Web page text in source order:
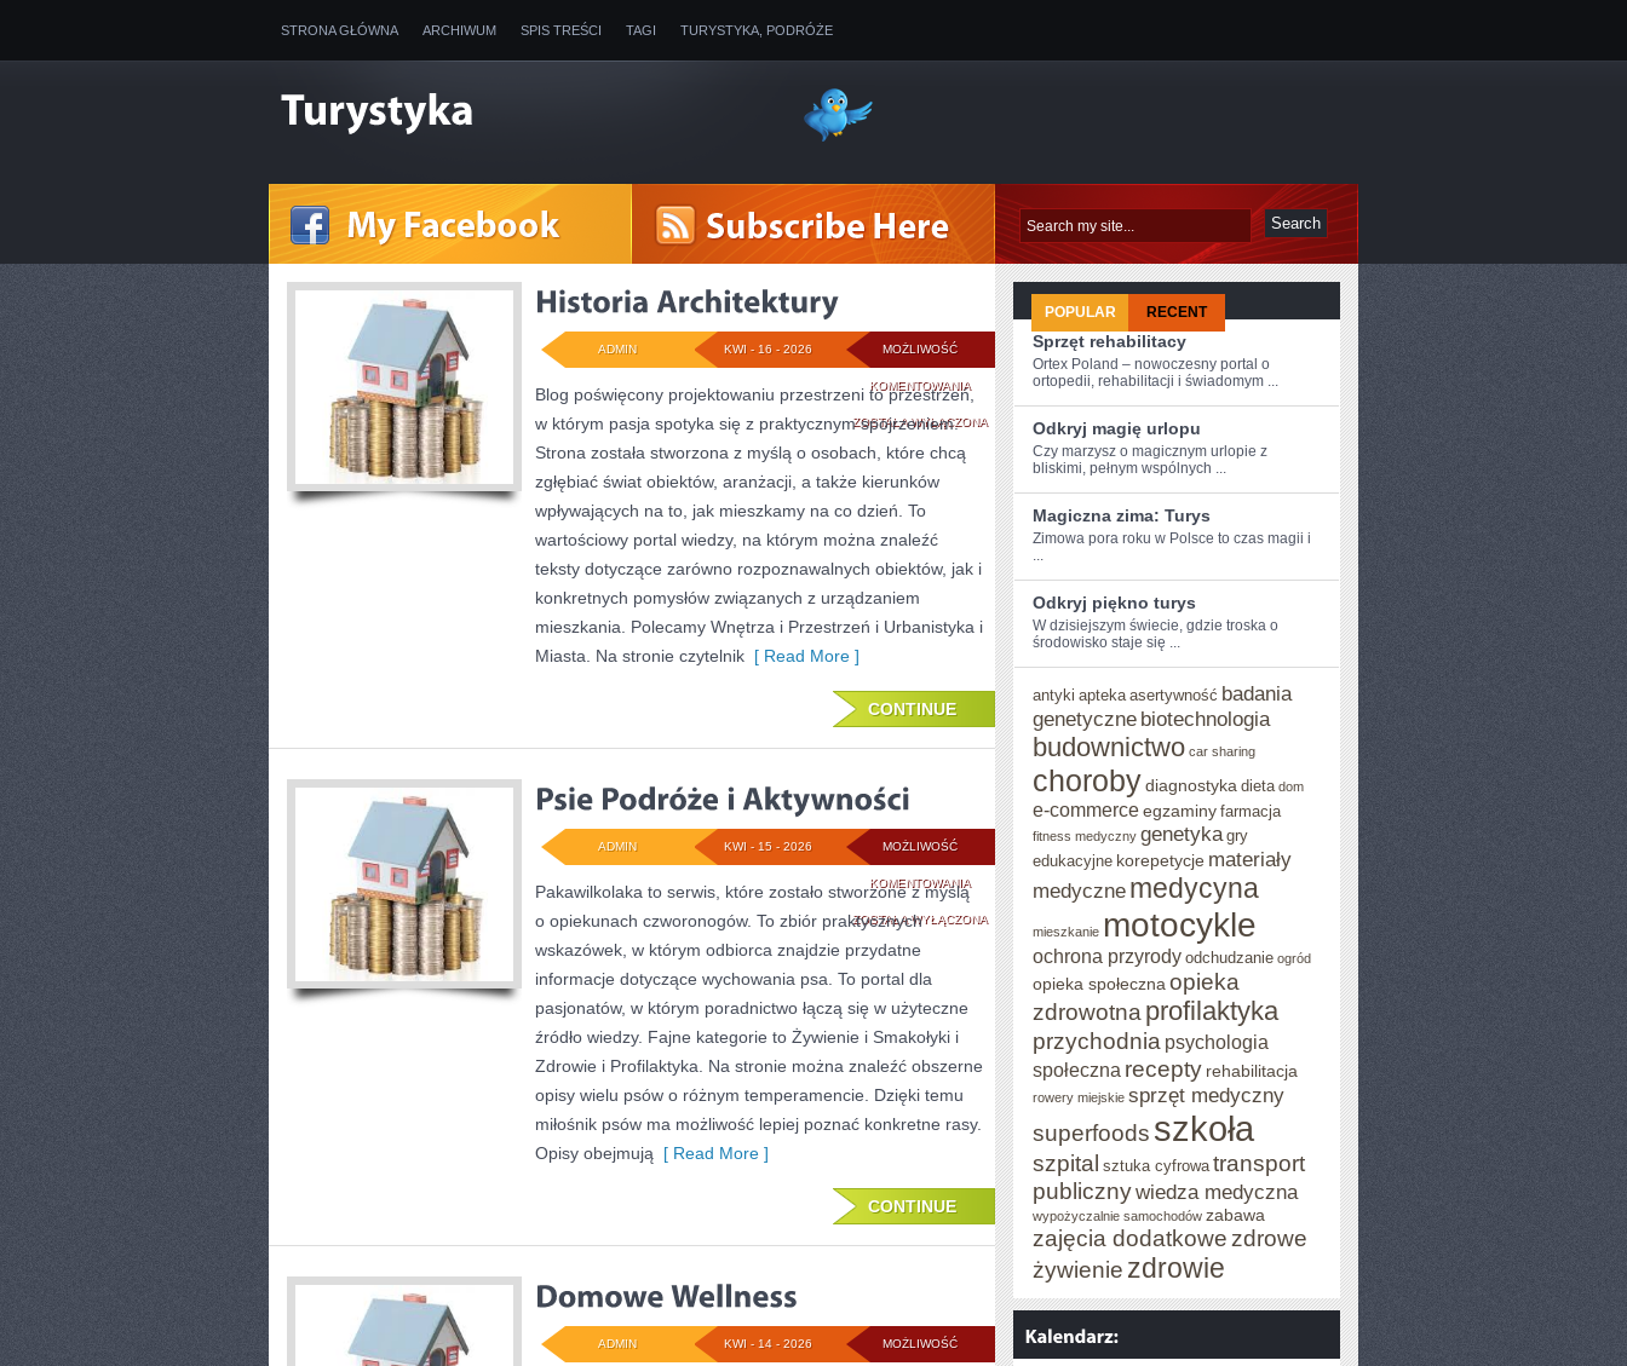
STRONA GŁÓWNA ARCHIWUM SPIS TREŚCI TAGI TURYSTYKA, PODRÓŻE
MOŻLIWOŚĆ
KOMENTOWANIAHISTORIA
ARCHITEKTURY
ZOSTAŁA WYŁĄCZONA
KWI - 16 - 2026
ADMIN
Blog poświęcony projektowaniu przestrzeni to przestrzeń,
w którym pasja spotyka się z praktycznym spojrzeniem.
Strona została stworzona z myślą o osobach, które chcą
zgłębiać świat obiektów, aranżacji, a także kierunków
wpływających na to, jak mieszkamy na co dzień. To
wartościowy portal wiedzy, na którym można znaleźć
teksty dotyczące zarówno rozpoznawalnych obiektów, jak i
konkretnych pomysłów związanych z urządzaniem
mieszkania. Polecamy Wnętrza i Przestrzeń i Urbanistyka i
Miasta. Na stronie czytelnik [ Read More ]
CONTINUE
MOŻLIWOŚĆ
KOMENTOWANIAPSIE
PODRÓŻE
AKTYWNOŚCI
ZOSTAŁA WYŁĄCZONA
KWI - 15 - 2026
ADMIN
Pakawilkolaka to serwis, które zostało stworzone z myślą
o opiekunach czworonogów. To zbiór praktycznych
wskazówek, w którym odbiorca znajdzie przydatne
informacje dotyczące wychowania psa. To portal dla
pasjonatów, w którym poradnictwo łączą się w użyteczne
źródło wiedzy. Fajne kategorie to Żywienie i Smakołyki i
Zdrowie i Profilaktyka. Na stronie można znaleźć obszerne
opisy wielu psów o różnym temperamencie. Dzięki temu
miłośnik psów ma możliwość lepiej poznać konkretne rasy.
Opisy obejmują [ Read More ]
CONTINUE
MOŻLIWOŚĆ
KWI - 14 - 2026
ADMIN
POPULAR RECENT
Sprzęt rehabilitacy
Ortex Poland – nowoczesny portal o
ortopedii, rehabilitacji i świadomym ...
Odkryj magię urlopu
Czy marzysz o magicznym urlopie z
bliskimi, pełnym wspólnych ...
Magiczna zima: Turys
Zimowa‍ pora roku w Polsce ‌to‌ czas‍ magii i
...
Odkryj piękno turys
W dzisiejszym ​świecie, ‍gdzie troska o
środowisko staje się‍ ...
antyki apteka asertywność badania
genetyczne biotechnologia
budownictwo car sharing
chorobydiagnostyka dieta dom
e-commerceegzaminy farmacja
fitness medyczny genetyka gry
edukacyjne korepetycje materiały
medyczne medycyna
mieszkanie motocykle
ochrona przyrody odchudzanie ogród
opieka społeczna opieka
zdrowotna profilaktyka
przychodnia psychologia
społeczna recepty rehabilitacja
rowery miejskie sprzęt medyczny
superfoods szkoła
szpital sztuka cyfrowa transport
publicznywiedza medyczna
wypożyczalnie samochodów zabawa
zajęcia dodatkowe zdrowe
żywienie zdrowie